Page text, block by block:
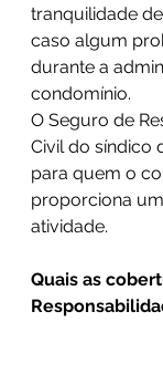
tranquilidade
caso algum
durante a
condomínio.
O Seguro de
Civil do síndico
para quem o
proporciona
atividade.
Quais as